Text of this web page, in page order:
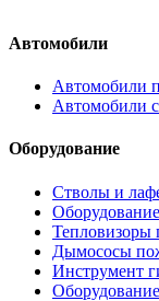
Автомобили
Автомобили
Автомобили
Оборудование
Стволы и
Тепловизоры
Дымососы
Инструмент